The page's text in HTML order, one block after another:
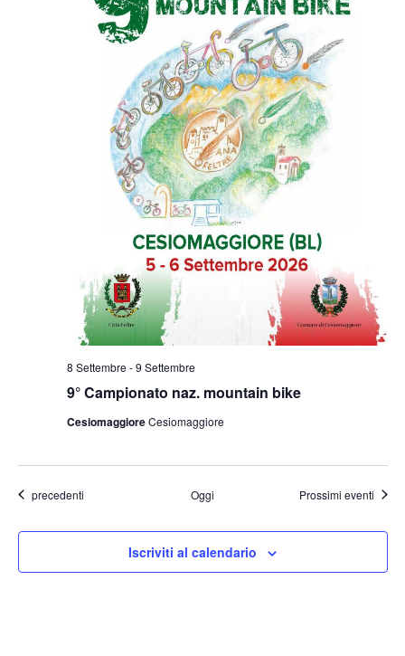
9° Campionato naz. mountain bike
8 Settembre -9 Settembre
CesiomaggioreCesiomaggiore
Eventi
precedenti Oggi Prossimi eventi
Iscriviti al calendario